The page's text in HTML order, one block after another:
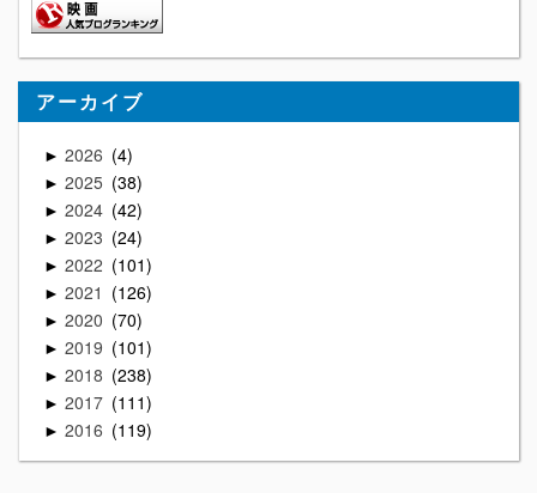
アーカイブ
► 2026 4
► 2025 38
► 2024 42
► 2023 24
► 2022 101
► 2021 126
► 2020 70
► 2019 101
► 2018 238
► 2017 111
► 2016 119